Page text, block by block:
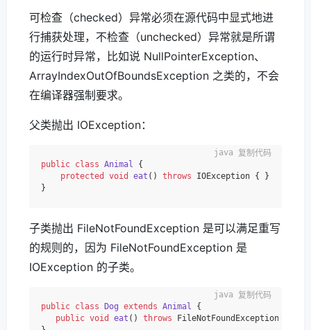
可检查（checked）异常必须在源代码中显式地进
行捕获处理，不检查（unchecked）异常就是所谓
的运行时异常，比如说 NullPointerException、
ArrayIndexOutOfBoundsException 之类的，不会
在编译器强制要求。
父类抛出 IOException：
public class Animal {
protected
void eat () throws IOException { }
复制代码
子类抛出 FileNotFoundException 是可以满足重写
的规则的，因为 FileNotFoundException 是
IOException 的子类。
public class Dog extends Animal {
public void eat () throws FileNotFoundException { }
复制代码